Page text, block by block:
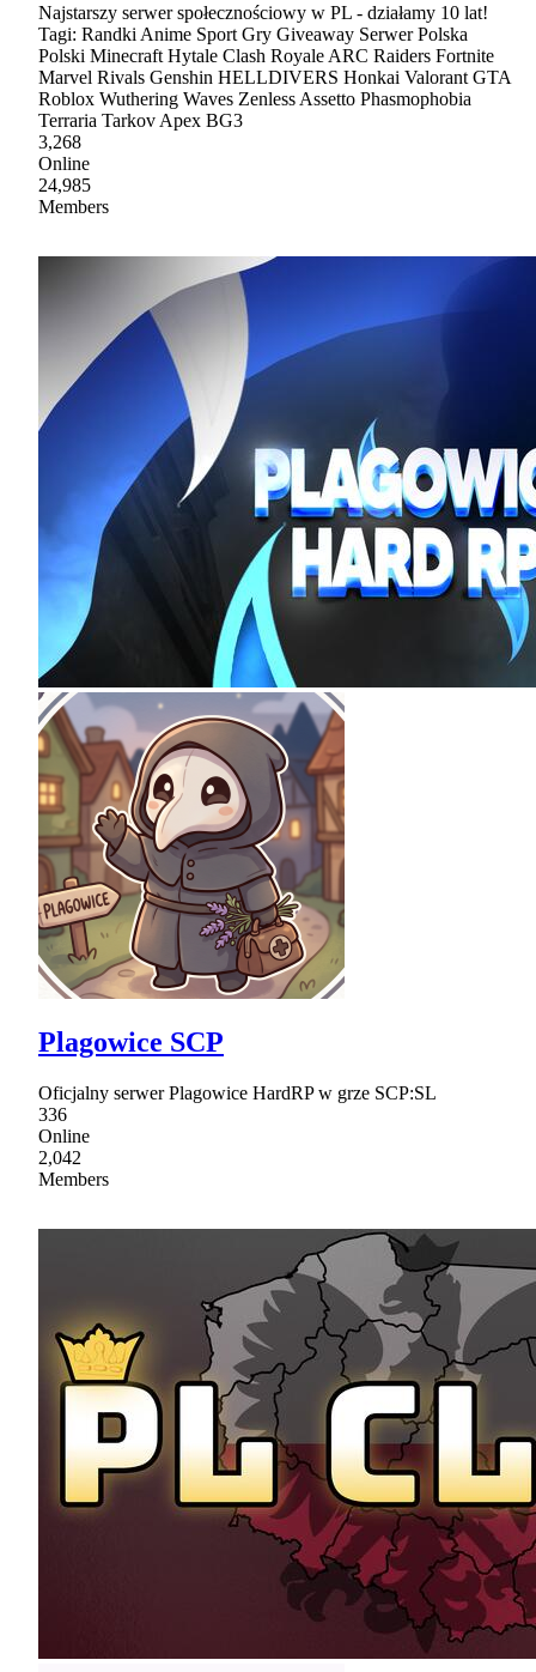
Najstarszy serwer społecznościowy w PL - działamy 10 lat!
Tagi: Randki Anime Sport Gry Giveaway Serwer Polska
Polski Minecraft Hytale Clash Royale ARC Raiders Fortnite
Marvel Rivals Genshin HELLDIVERS Honkai Valorant GTA
Roblox Wuthering Waves Zenless Assetto Phasmophobia
Terraria Tarkov Apex BG3
3,268
Online
24,985
Members
Plagowice SCP
Oficjalny serwer Plagowice HardRP w grze SCP:SL
336
Online
2,042
Members